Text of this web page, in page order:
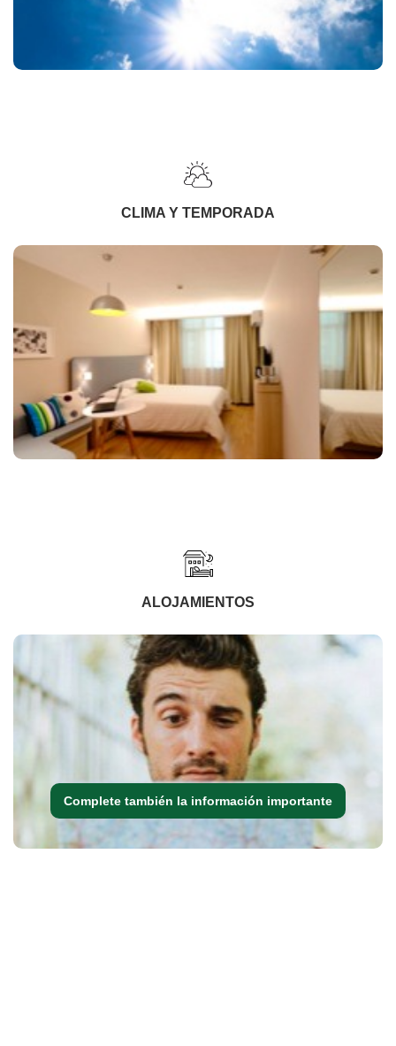
CLIMA Y TEMPORADA
ALOJAMIENTOS
Complete también la información importante